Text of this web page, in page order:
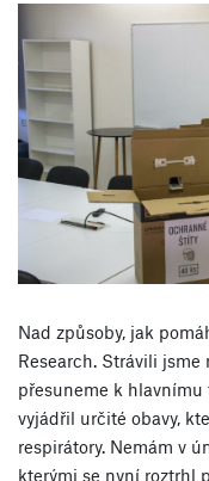
Nad způsoby, jak
Research. Strávili
přesuneme k
vyjádřil určité obavy,
respirátory. Nemám v
kterými se nyní roztrhl